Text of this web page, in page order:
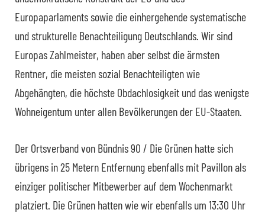
Europaparlaments sowie die einhergehende systematische
und strukturelle Benachteiligung Deutschlands. Wir sind
Europas Zahlmeister, haben aber selbst die ärmsten
Rentner, die meisten sozial Benachteiligten wie
Abgehängten, die höchste Obdachlosigkeit und das wenigste
Wohneigentum unter allen Bevölkerungen der EU-Staaten.
Der Ortsverband von Bündnis 90 / Die Grünen hatte sich
übrigens in 25 Metern Entfernung ebenfalls mit Pavillon als
einziger politischer Mitbewerber auf dem Wochenmarkt
platziert. Die Grünen hatten wie wir ebenfalls um 13:30 Uhr